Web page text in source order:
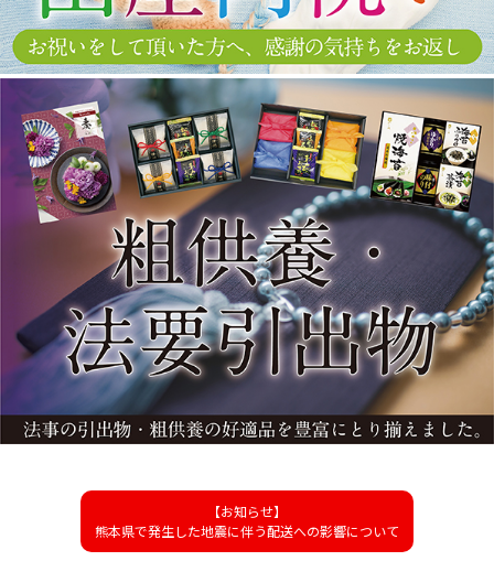
【お知らせ】
熊本県で発生した地震に伴う配送への影響について